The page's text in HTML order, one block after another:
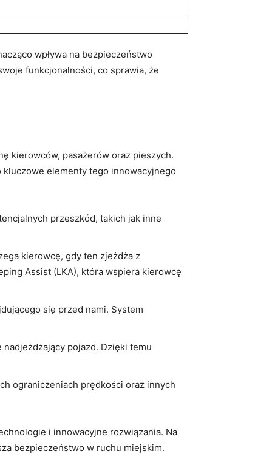
wpływa na bezpieczeństwo
funkcjonalności, co sprawia, że
kierowców, pasażerów oraz pieszych.
elementy tego innowacyjnego
przeszkód, takich jak inne
kierowcę, gdy ten zjeżdża z
Assist (LKA), która wspiera kierowcę
się przed nami. System
pojazd. Dzięki temu
ograniczeniach prędkości oraz innych
i innowacyjne rozwiązania. Na
bezpieczeństwo w ruchu miejskim.